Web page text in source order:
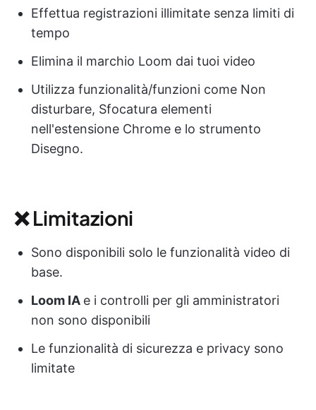
Effettua registrazioni illimitate senza limiti di
tempo
Elimina il marchio Loom dai tuoi video
Utilizza funzionalità/funzioni come Non
disturbare, Sfocatura elementi
nell'estensione Chrome e lo strumento
Disegno.
❌ Limitazioni
Sono disponibili solo le funzionalità video di
base.
Loom IA e i controlli per gli amministratori
non sono disponibili
Le funzionalità di sicurezza e privacy sono
limitate